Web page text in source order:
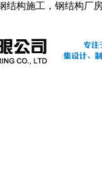
结构施工，钢结构厂